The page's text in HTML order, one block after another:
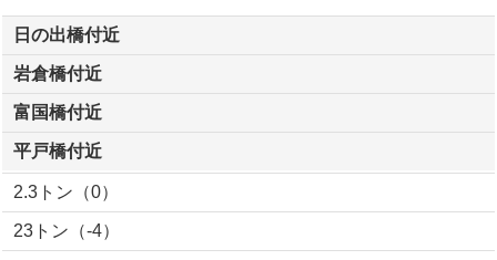
日の出橋付近
岩倉橋付近
富国橋付近
平戸橋付近
2.3トン（0）
23トン（-4）